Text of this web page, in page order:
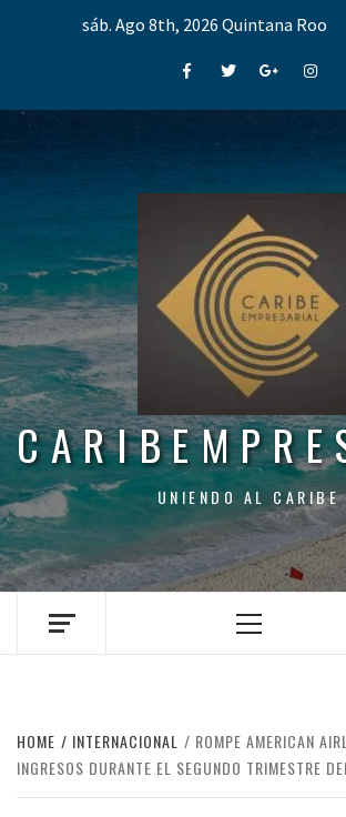
sáb. Ago 8th, 2026 Quintana Roo
FacebookTwitterGoogle+
UNIENDO AL CARIBE
Menu
HOME INTERNACIONAL
ROMPE AMERICAN
INGRESOS DURANTE EL SEGUNDO TRIMESTRE